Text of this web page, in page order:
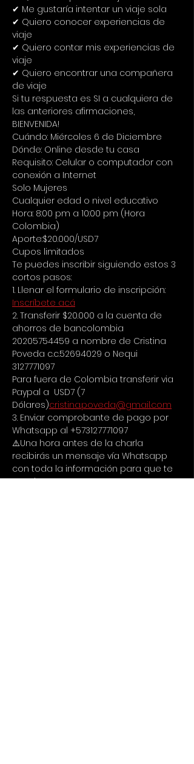
✔ Me gustaría intentar un viaje sola
✔ Quiero conocer experiencias de
viaje
✔ Quiero contar mis experiencias de
viaje
✔ Quiero encontrar una compañera
de viaje
Si tu respuesta es SI a cualquiera de
las anteriores afirmaciones,
BIENVENIDA!
Cuándo: Miércoles 6 de Diciembre
Dónde: Online desde tu casa
Requisito: Celular o computador con
conexión a Internet
Solo Mujeres
Cualquier edad o nivel educativo
Hora: 8:00 pm a 10:00 pm (Hora
Colombia)
Aporte:$20.000/USD7
Cupos limitados
Te puedes inscribir siguiendo estos 3
cortos pasos:
1. Llenar el formulario de inscripción:
Inscríbete acá
2. Transferir $20.000 a la cuenta de
ahorros de bancolombia
20205754459 a nombre de Cristina
Poveda c.c.52694029 o Nequi
3127771097
Para fuera de Colombia transferir via
Paypal a USD7 (7
Dólares)cristina.poveda@gmail.com
3. Enviar comprobante de pago por
Whatsapp al +573127771097
⚠️Una hora antes de la charla
recibirás un mensaje vía Whatsapp
con toda la información para que te
puedas conectar